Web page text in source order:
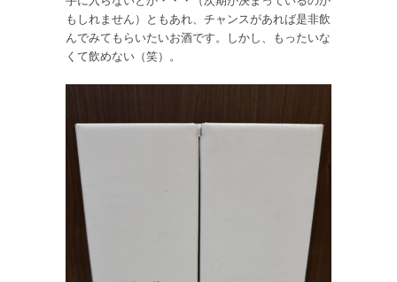
もしれません）ともあれ、チャンスがあれば是非飲
んでみてもらいたいお酒です。しかし、もったいな
くて飲めない（笑）。